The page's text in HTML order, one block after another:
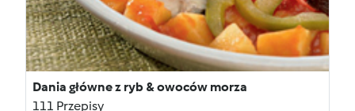
Dania główne z ryb & owoców morza
111 Przepisy